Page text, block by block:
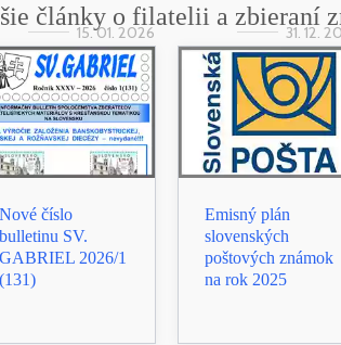
články o filatelii a zbieraní
15. 01. 2026
Nové číslo
bulletinu SV.
GABRIEL 2026/1
(131)
31. 12.
Emisný plán
slovenských
poštových známok
na rok 2025